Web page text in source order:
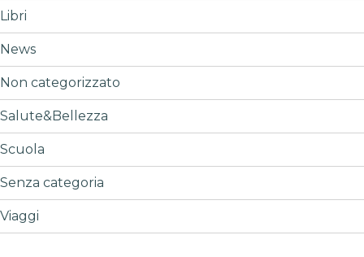
Libri
News
Non categorizzato
Salute&Bellezza
Scuola
Senza categoria
Viaggi